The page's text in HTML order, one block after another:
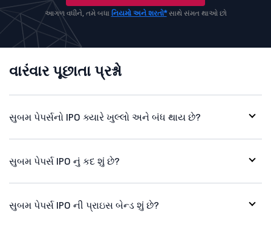
આગળ વધીને, તમે બધા નિયમો અને શરતો*સાથે સંમત થાઓ છો
વારંવાર પૂછાતા પ્રશ્નો
સુબમ પેપર્સનો IPO ક્યારે ખુલ્લો અને બંધ થાય છે?
સુબમ પેપર્સ IPO નું કદ શું છે?
સુબમ પેપર્સ IPO ની પ્રાઇસ બેન્ડ શું છે?